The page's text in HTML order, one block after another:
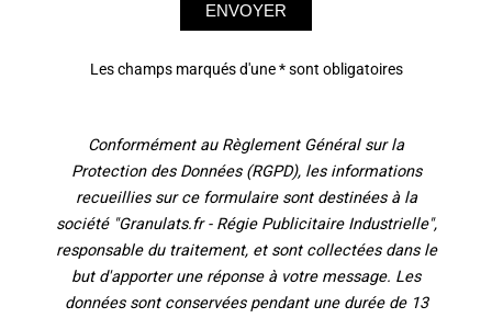
ENVOYER
Les champs marqués d'une * sont obligatoires
Conformément au Règlement Général sur la
Protection des Données (RGPD), les informations
recueillies sur ce formulaire sont destinées à la
société "Granulats.fr - Régie Publicitaire Industrielle",
responsable du traitement, et sont collectées dans le
but d'apporter une réponse à votre message. Les
données sont conservées pendant une durée de 13